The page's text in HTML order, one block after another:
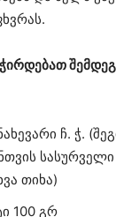
ჩ. ჭ.
თიხა)
100 გრ